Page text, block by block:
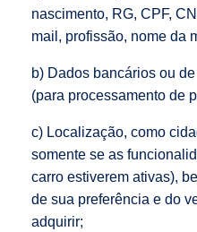
nascimento, RG, CPF,
mail, profissão, nome da
b) Dados bancários ou
(para processamento de
c) Localização, como
somente se as
carro estiverem ativas),
de sua preferência e do
adquirir;